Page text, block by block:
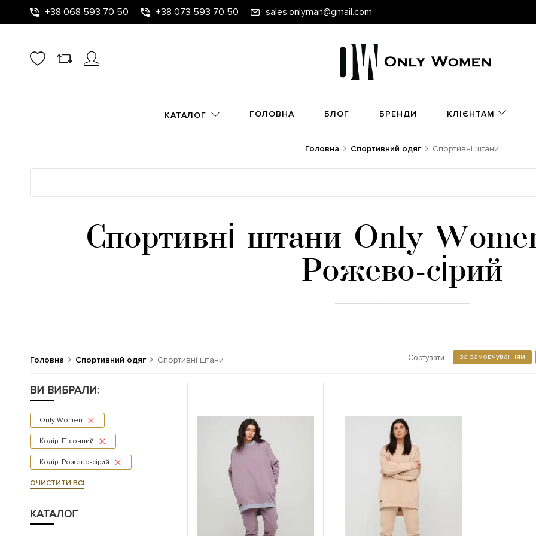
+38 068 593 70 50 +38 073 593 70 50 sales.onlyman@gmail.com
КАТАЛОГ ГОЛОВНА БЛОГ БРЕНДИ КЛІЄНТАМ
Головна Спортивний одяг Спортивні штани
Спортивні штани Only
Рожево-сірий
Головна Спортивний одяг Спортивні штани Сортувати : за замовчуванням
ВИ ВИБРАЛИ:
Only Women
Колір: Пісочний
Колір: Рожево-сірий
ОЧИСТИТИ ВСІ
КАТАЛОГ